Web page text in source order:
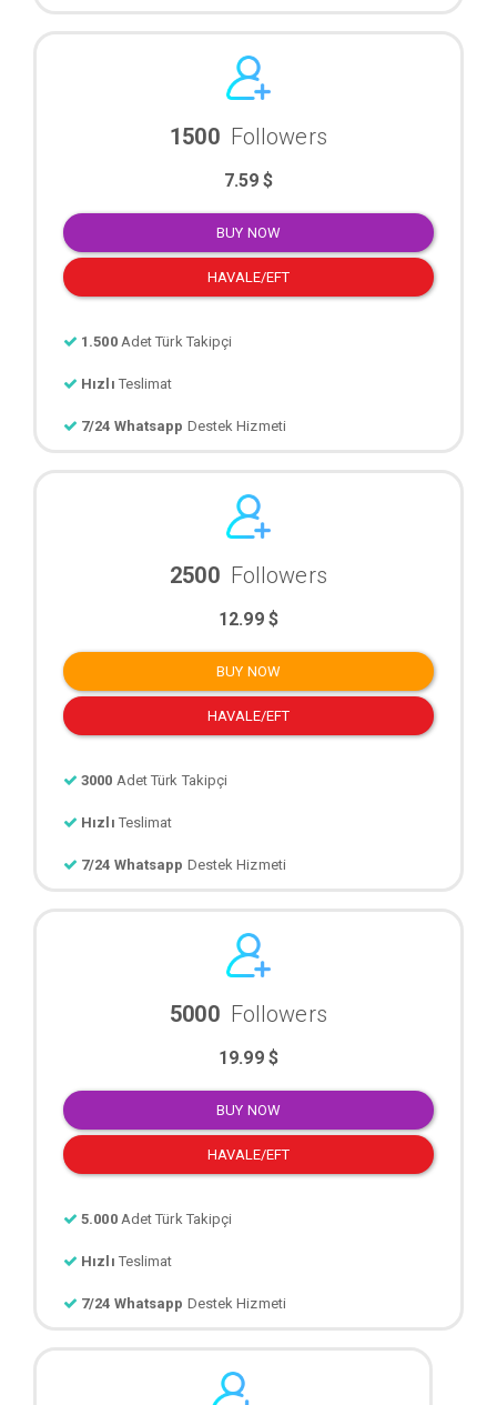
1500 Followers
7.59 $
BUY NOW
HAVALE/EFT
1.500 Adet Türk Takipçi
Hızlı Teslimat
7/24 Whatsapp Destek Hizmeti
2500 Followers
12.99 $
BUY NOW
HAVALE/EFT
3000 Adet Türk Takipçi
Hızlı Teslimat
7/24 Whatsapp Destek Hizmeti
5000 Followers
19.99 $
BUY NOW
HAVALE/EFT
5.000 Adet Türk Takipçi
Hızlı Teslimat
7/24 Whatsapp Destek Hizmeti